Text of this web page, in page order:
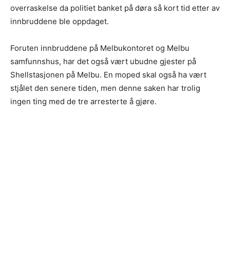
overraskelse da politiet banket på døra så kort tid etter av
innbruddene ble oppdaget.
Foruten innbruddene på Melbukontoret og Melbu
samfunnshus, har det også vært ubudne gjester på
Shellstasjonen på Melbu. En moped skal også ha vært
stjålet den senere tiden, men denne saken har trolig
ingen ting med de tre arresterte å gjøre.